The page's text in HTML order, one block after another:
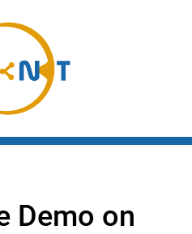
Demo on